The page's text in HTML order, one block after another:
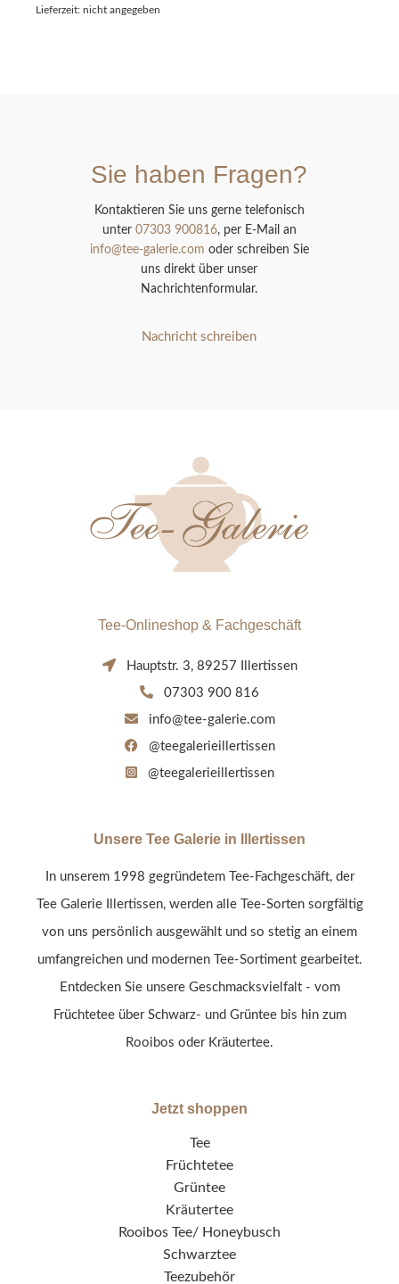
Lieferzeit: nicht angegeben
Sie haben Fragen?
Kontaktieren Sie uns gerne telefonisch
unter 07303 900816, per E-Mail an
info@tee-galerie.com oder schreiben Sie
uns direkt über unser
Nachrichtenformular.
Nachricht schreiben
Tee-Onlineshop & Fachgeschäft
Hauptstr. 3, 89257 Illertissen
07303 900 816
info@tee-galerie.com
@teegalerieillertissen
@teegalerieillertissen
Unsere Tee Galerie in Illertissen
In unserem 1998 gegründetem Tee-Fachgeschäft, der
Tee Galerie Illertissen, werden alle Tee-Sorten sorgfältig
von uns persönlich ausgewählt und so stetig an einem
umfangreichen und modernen Tee-Sortiment gearbeitet.
Entdecken Sie unsere Geschmacksvielfalt - vom
Früchtetee über Schwarz- und Grüntee bis hin zum
Rooibos oder Kräutertee.
Jetzt shoppen
Tee
Früchtetee
Grüntee
Kräutertee
Rooibos Tee/ Honeybusch
Schwarztee
Teezubehör